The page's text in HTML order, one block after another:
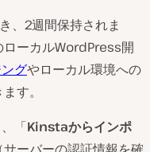
、2週間保持されま
ーカルWordPress開
グやローカル環境への
す。
「Kinstaからインポ